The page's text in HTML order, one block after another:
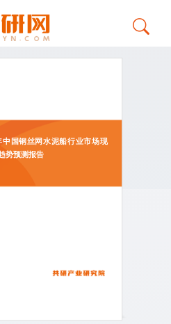
国钢丝网水泥船行业市场现
势预测报告